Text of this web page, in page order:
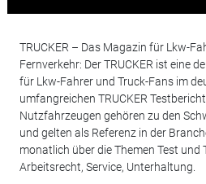
TRUCKER – Das Magazin für Lkw-
Fernverkehr: Der TRUCKER ist eine
für Lkw-Fahrer und Truck-Fans im
umfangreichen TRUCKER
Nutzfahrzeugen gehören zu den
und gelten als Referenz in der
monatlich über die Themen Test und
Arbeitsrecht, Service, Unterhaltung.